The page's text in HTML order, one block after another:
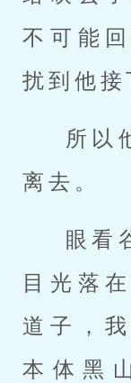
不可能
扰到他接
所以
离去。
眼看
目光落
道子，
本体黑